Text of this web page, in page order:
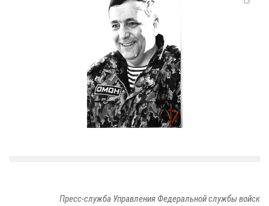
Пресс-служба Управления Федеральной службы войск